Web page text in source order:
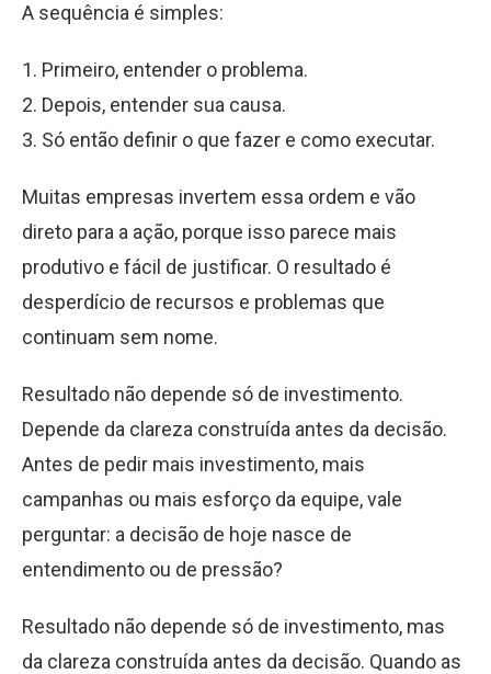
A sequência é simples:
1. Primeiro, entender o problema.
2. Depois, entender sua causa.
3. Só então definir o que fazer e como executar.
Muitas empresas invertem essa ordem e vão
direto para a ação, porque isso parece mais
produtivo e fácil de justificar. O resultado é
desperdício de recursos e problemas que
continuam sem nome.
Resultado não depende só de investimento.
Depende da clareza construída antes da decisão.
Antes de pedir mais investimento, mais
campanhas ou mais esforço da equipe, vale
perguntar: a decisão de hoje nasce de
entendimento ou de pressão?
Resultado não depende só de investimento, mas
da clareza construída antes da decisão. Quando as